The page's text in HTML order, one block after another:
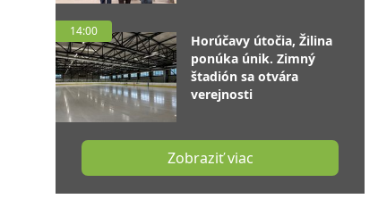
14:00
Horúčavy útočia, Žilina
ponúka únik. Zimný
štadión sa otvára
verejnosti
Zobraziť viac